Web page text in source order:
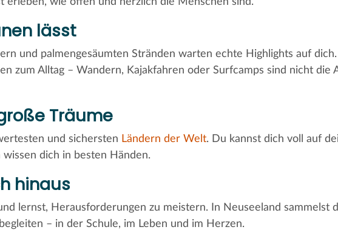
lässt
und palmengesäumten Stränden warten echte Highlights auf
zum Alltag – Wandern, Kajakfahren oder Surfcamps sind nicht die
Träume
und sichersten Ländern der Welt. Du kannst dich voll auf
dich in besten Händen.
hinaus
lernst, Herausforderungen zu meistern. In Neuseeland sammelst
– in der Schule, im Leben und im Herzen.